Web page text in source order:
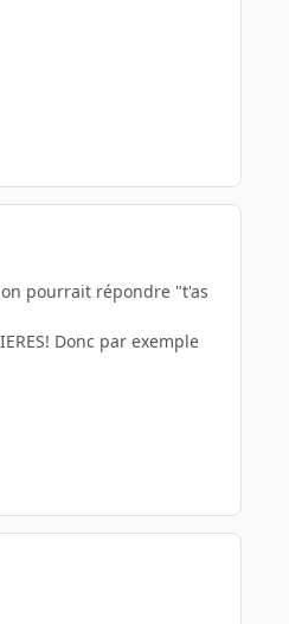
pourrait répondre "t'as
Donc par exemple